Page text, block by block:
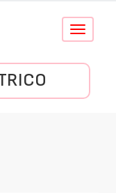
Conmutar